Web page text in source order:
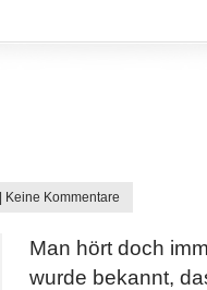
Keine Kommentare
Man hört doch
wurde bekannt,